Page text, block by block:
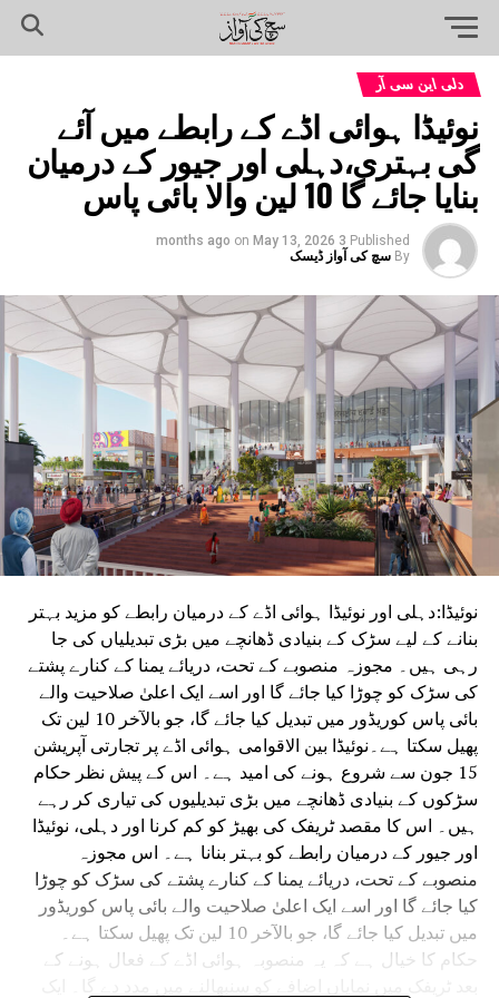
دلی این سی آر
نوئیڈا ہوائی اڈے کے رابطے میں آئے
گی بہتری،دہلی اور جیور کے درمیان
بنایا جائے گا 10 لین والا بائی پاس
Published
3 months ago
on May 13, 2026
By سچ کی آواز ڈیسک
نوئیڈا:دہلی اور نوئیڈا ہوائی اڈے کے درمیان رابطے کو مزید بہتر
بنانے کے لیے سڑک کے بنیادی ڈھانچے میں بڑی تبدیلیاں کی جا
رہی ہیں۔ مجوزہ منصوبے کے تحت، دریائے یمنا کے کنارے پشتے
کی سڑک کو چوڑا کیا جائے گا اور اسے ایک اعلیٰ صلاحیت والے
بائی پاس کوریڈور میں تبدیل کیا جائے گا، جو بالآخر 10 لین تک
پھیل سکتا ہے۔نوئیڈا بین الاقوامی ہوائی اڈے پر تجارتی آپریشن
15 جون سے شروع ہونے کی امید ہے۔ اس کے پیش نظر حکام
سڑکوں کے بنیادی ڈھانچے میں بڑی تبدیلیوں کی تیاری کر رہے
ہیں۔ اس کا مقصد ٹریفک کی بھیڑ کو کم کرنا اور دہلی، نوئیڈا
اور جیور کے درمیان رابطے کو بہتر بنانا ہے۔ اس مجوزہ
منصوبے کے تحت، دریائے یمنا کے کنارے پشتے کی سڑک کو چوڑا
کیا جائے گا اور اسے ایک اعلیٰ صلاحیت والے بائی پاس کوریڈور
میں تبدیل کیا جائے گا، جو بالآخر 10 لین تک پھیل سکتا ہے۔
حکام کا خیال ہے کہ یہ منصوبہ ہوائی اڈے کے فعال ہونے کے